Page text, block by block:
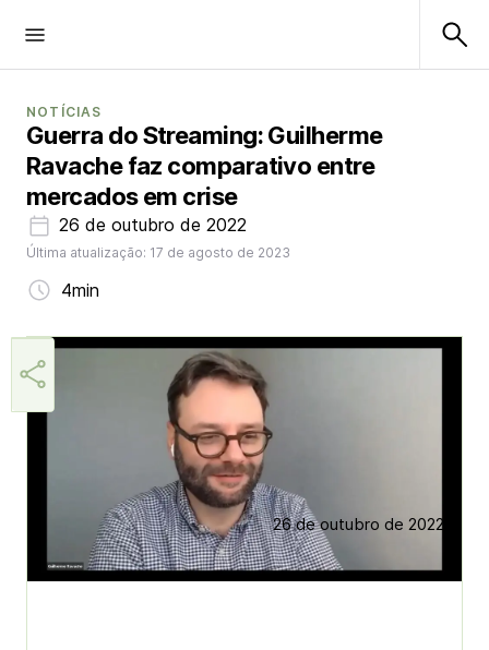
NOTÍCIAS
Guerra do Streaming: Guilherme
Ravache faz comparativo entre
mercados em crise
26 de outubro de 2022
Última atualização: 17 de agosto de 2023
4min
Márcia Miranda
26 de outubro de 2022